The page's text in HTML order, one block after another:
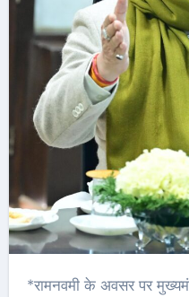
*रामनवमी के अवसर पर मुख्यमंत्री श्री पुष्कर सिंह धामी ने